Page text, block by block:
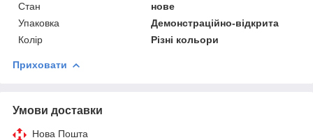
Стан
нове
Упаковка
Демонстраційно-відкрита
Колір
Різні кольори
Приховати
Умови доставки
Нова Пошта